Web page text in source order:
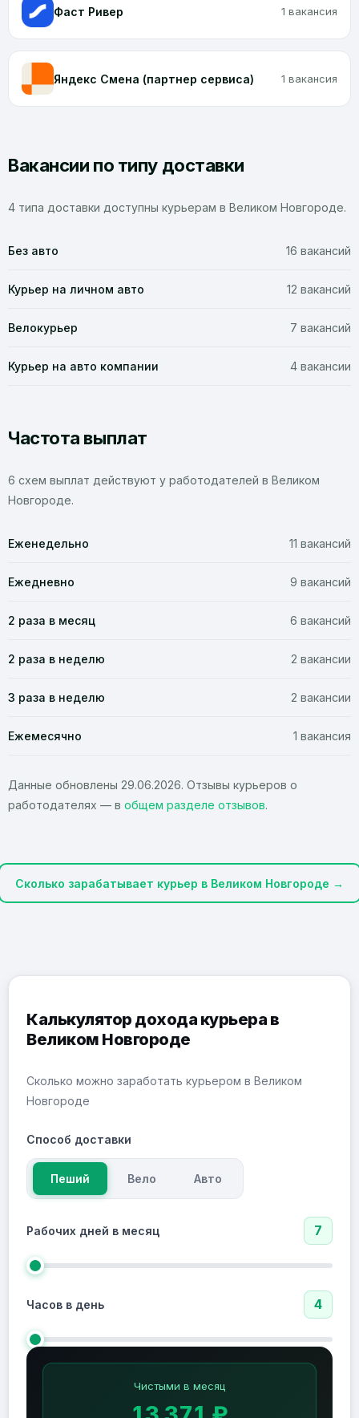
Фаст Ривер 1 вакансия
Яндекс Смена (партнер сервиса) 1 вакансия
Вакансии по типу доставки
4 типа доставки доступны курьерам в Великом Новгороде.
Без авто 16 вакансий
Курьер на личном авто 12 вакансий
Велокурьер 7 вакансий
Курьер на авто компании 4 вакансии
Частота выплат
6 схем выплат действуют у работодателей в Великом
Новгороде.
Еженедельно 11 вакансий
Ежедневно 9 вакансий
2 раза в месяц 6 вакансий
2 раза в неделю 2 вакансии
3 раза в неделю 2 вакансии
Ежемесячно 1 вакансия
Данные обновлены 29.06.2026. Отзывы курьеров о
работодателях — в общем разделе отзывов.
Сколько зарабатывает курьер в Великом Новгороде →
Калькулятор дохода курьера в
Великом Новгороде
Сколько можно заработать курьером в Великом
Новгороде
Способ доставки
Пеший Вело Авто
Рабочих дней в месяц 7
Часов в день 4
Чистыми в месяц